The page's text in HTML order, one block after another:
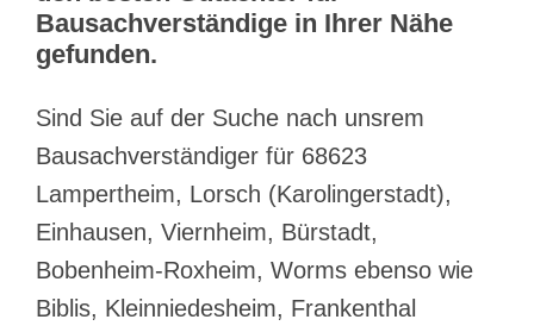
Bausachverständige in Ihrer Nähe
gefunden.
Sind Sie auf der Suche nach unsrem
Bausachverständiger für 68623
Lampertheim, Lorsch (Karolingerstadt),
Einhausen, Viernheim, Bürstadt,
Bobenheim-Roxheim, Worms ebenso wie
Biblis, Kleinniedesheim, Frankenthal